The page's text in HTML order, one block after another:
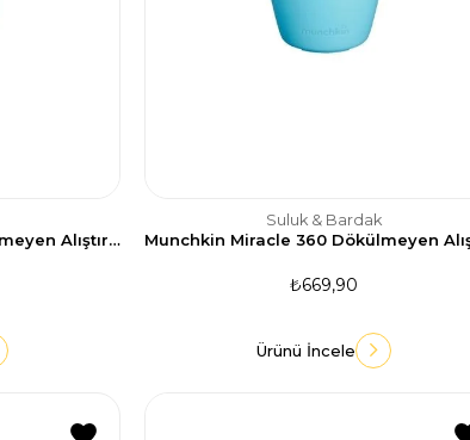
Munchkin Miracle 360 Dökülmeyen Alıştırma Bardağı 296ml-Pembe
Suluk & Bardak
₺669,90
Ürünü İncele